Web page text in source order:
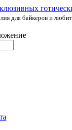
для байкеров и